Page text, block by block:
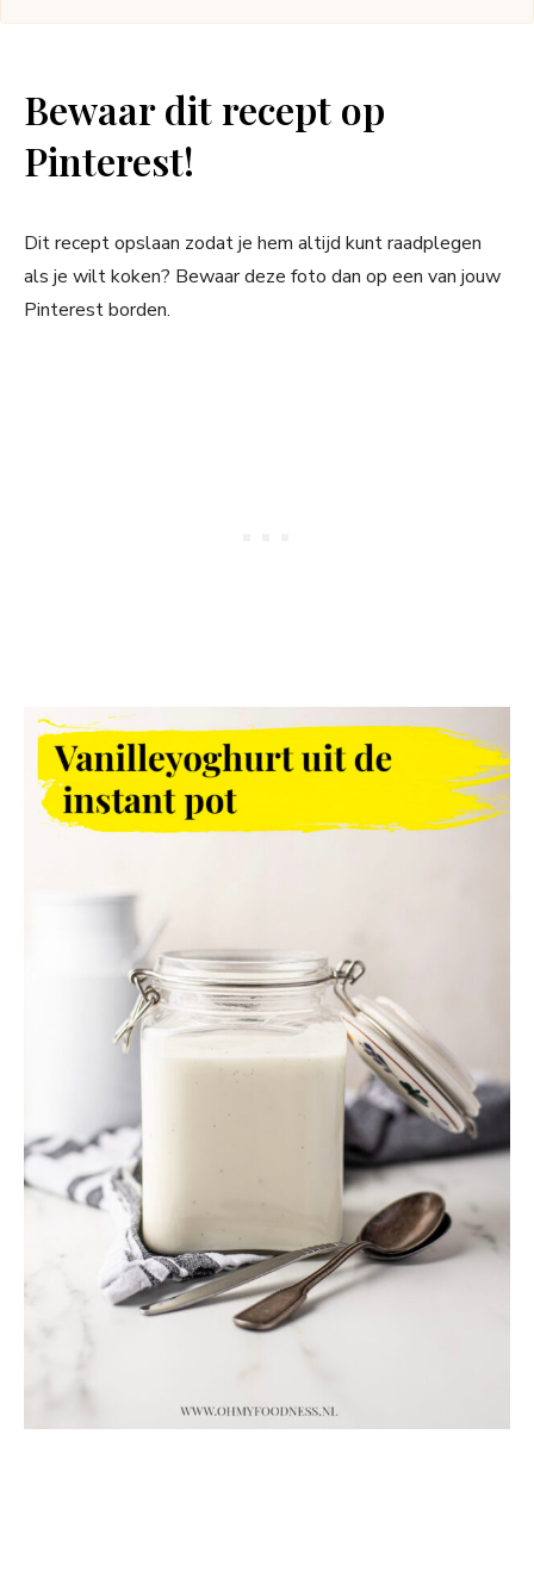
Bewaar dit recept op
Pinterest!
Dit recept opslaan zodat je hem altijd kunt raadplegen
als je wilt koken? Bewaar deze foto dan op een van jouw
Pinterest borden.